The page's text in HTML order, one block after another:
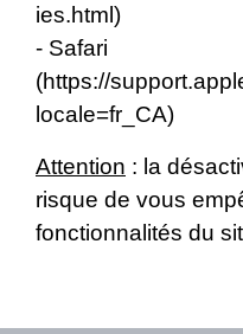
ies.html )
- Safari
(https://
locale=fr_CA)
Attention : la
risque de vous
fonctionnalités du